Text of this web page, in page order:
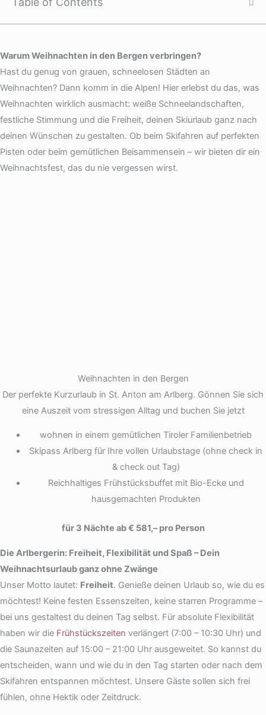
Warum Weihnachten in den Bergen verbringen?
Hast du genug von grauen, schneelosen Städten an
Weihnachten? Dann komm in die Alpen! Hier erlebst du das, was
Weihnachten wirklich ausmacht: weiße Schneelandschaften,
festliche Stimmung und die Freiheit, deinen Skiurlaub ganz nach
deinen Wünschen zu gestalten. Ob beim Skifahren auf perfekten
Pisten oder beim gemütlichen Beisammensein – wir bieten dir ein
Weihnachtsfest, das du nie vergessen wirst.
Weihnachten in den Bergen
Der perfekte Kurzurlaub in St. Anton am Arlberg. Gönnen Sie sich
eine Auszeit vom stressigen Alltag und buchen Sie jetzt
wohnen in einem gemütlichen Tiroler Familienbetrieb
Skipass Arlberg für Ihre vollen Urlaubstage (ohne check in
& check out Tag)
Reichhaltiges Frühstücksbuffet mit Bio-Ecke und
hausgemachten Produkten
für 3 Nächte ab € 581,– pro Person
Die Arlbergerin: Freiheit, Flexibilität und Spaß – Dein
Weihnachtsurlaub ganz ohne Zwänge
Unser Motto lautet: Freiheit. Genieße deinen Urlaub so, wie du es
möchtest! Keine festen Essenszeiten, keine starren Programme –
bei uns gestaltest du deinen Tag selbst. Für absolute Flexibilität
haben wir die Frühstückszeiten verlängert (7:00 – 10:30 Uhr) und
die Saunazeiten auf 15:00 – 21:00 Uhr ausgeweitet. So kannst du
entscheiden, wann und wie du in den Tag starten oder nach dem
Skifahren entspannen möchtest. Unsere Gäste sollen sich frei
fühlen, ohne Hektik oder Zeitdruck.